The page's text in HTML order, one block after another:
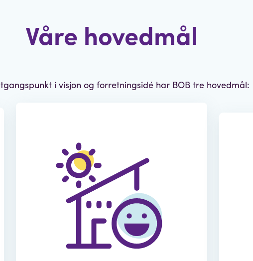
Våre hovedmål
i visjon og forretningsidé har BOB tre hovedmål: